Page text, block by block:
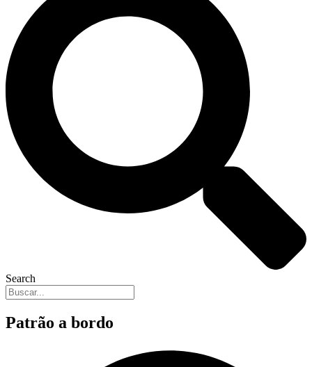
Search
Patrão a bordo